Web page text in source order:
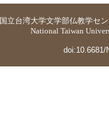
国立台湾大学文学部仏教学セ
National Taiwan
doi:10.6681/